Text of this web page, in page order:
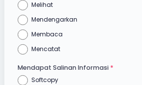
Melihat
Mendengarkan
Membaca
Mencatat
Mendapat Salinan Informasi
Softcopy